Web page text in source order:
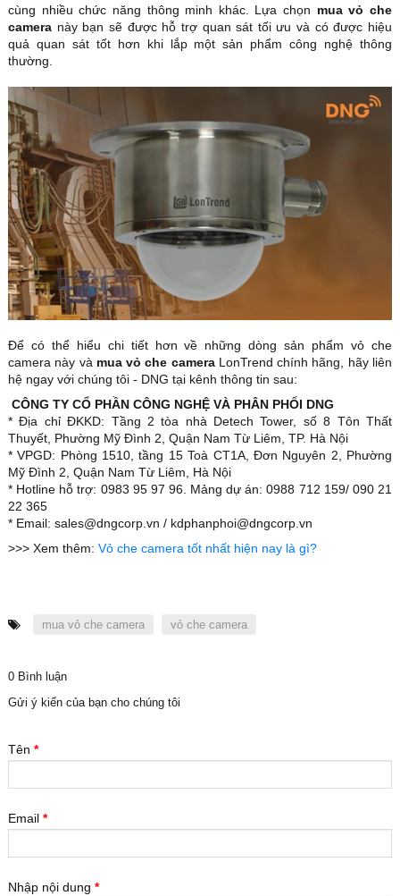
cùng nhiều chức năng thông minh khác. Lựa chọn mua vỏ che
camera này bạn sẽ được hỗ trợ quan sát tối ưu và có được hiệu
quả quan sát tốt hơn khi lắp một sản phẩm công nghệ thông
thường.
Để có thể hiểu chi tiết hơn về những dòng sản phẩm vỏ che
camera này và mua vỏ che cameraLonTrend chính hãng, hãy liên
hệ ngay với chúng tôi - DNG tại kênh thông tin sau:
CÔNG TY CỔ PHẦN CÔNG NGHỆ VÀ PHÂN PHỐI DNG
* Địa chỉ ĐKKD: Tầng 2 tòa nhà Detech Tower, số 8 Tôn Thất
Thuyết, Phường Mỹ Đình 2, Quận Nam Từ Liêm, TP. Hà Nội
* VPGD: Phòng 1510, tầng 15 Toà CT1A, Đơn Nguyên 2, Phường
Mỹ Đình 2, Quận Nam Từ Liêm, Hà Nội
* Hotline hỗ trợ: 0983 95 97 96. Mảng dự án: 0988 712 159/ 090 21
22 365
* Email: sales@dngcorp.vn / kdphanphoi@dngcorp.vn
>>> Xem thêm: Vỏ che camera tốt nhất hiện nay là gì?
mua vỏ che camera vỏ che camera
0 Bình luận
Gửi ý kiến của bạn cho chúng tôi
Tên *
Email *
Nhập nội dung *